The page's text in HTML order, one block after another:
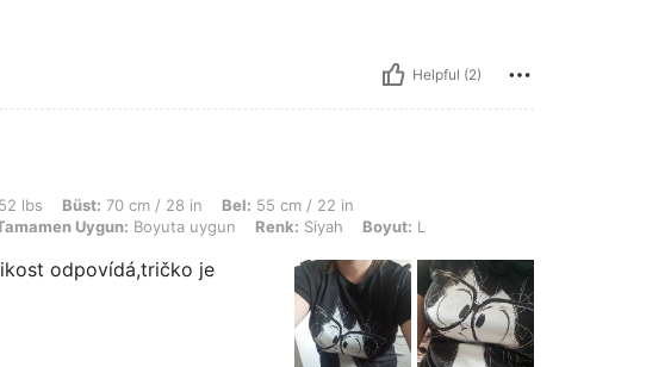
Helpful (2)
70 cm / 28 in, Bel: 55 cm / 22 in, KALÇA: 80 cm / 31 in, Vücut Şekli: Elma, Tamamen Uygun:
lbs Büst: 70 cm / 28 in Bel: 55 cm / 22 in
Uygun: Boyuta uygun Renk: Siyah Boyut: L
odpovídá,tričko je